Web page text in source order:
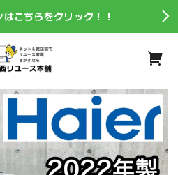
はこちらをクリック！！